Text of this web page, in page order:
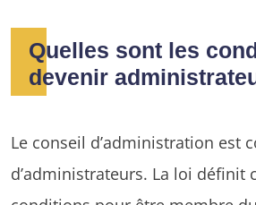
Quelles sont les
devenir
Le conseil d’administration est
d’administrateurs. La loi définit